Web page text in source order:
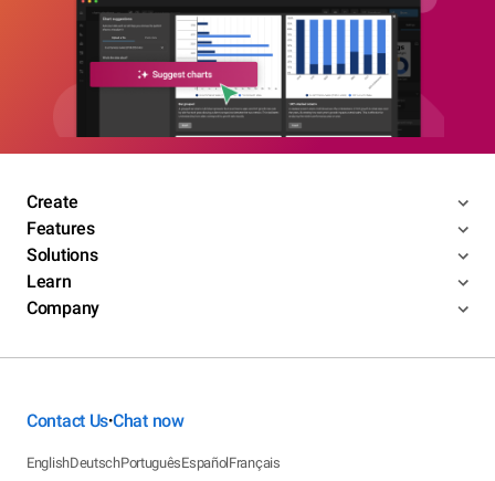
Create
Features
Solutions
Learn
Company
Contact Us•Chat now
EnglishDeutschPortuguêsEspañolFrançais